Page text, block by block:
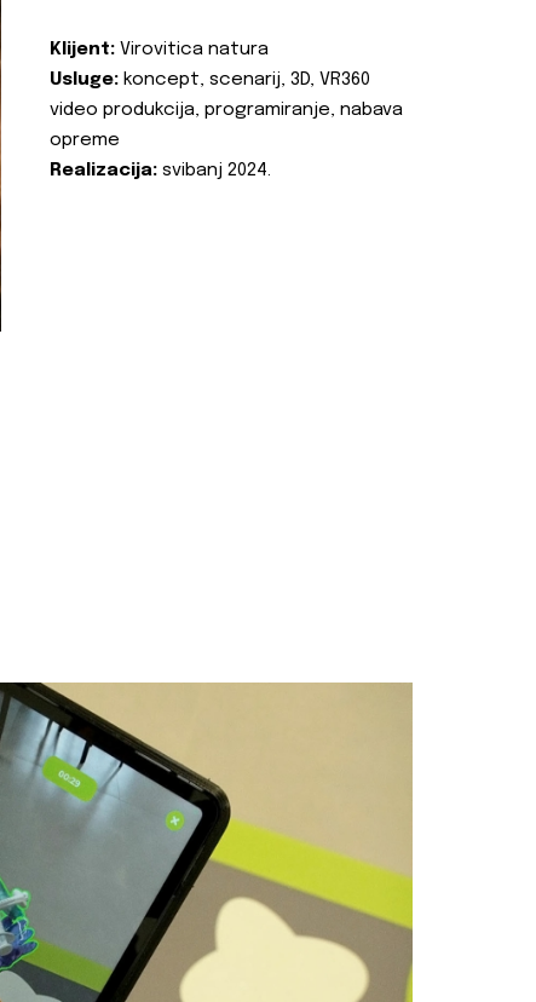
Klijent: Virovitica natura
Usluge: koncept, scenarij, 3D, VR360
video produkcija, programiranje, nabava
opreme
Realizacija: svibanj 2024.